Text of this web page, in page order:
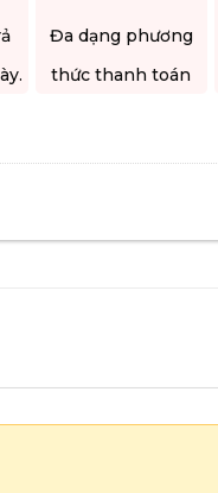
Đa dạng phương
thức thanh toán